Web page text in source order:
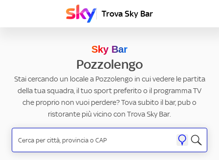
Trova Sky Bar
Sky Bar
Pozzolengo
Stai cercando un locale a Pozzolengo in cui vedere le partita
della tua squadra, il tuo sport preferito o il programma TV
che proprio non vuoi perdere? Tova subito il bar, pub o
ristorante più vicino con Trova Sky Bar.